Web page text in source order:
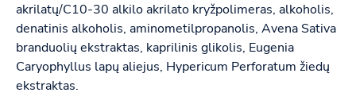
akrilatų/C10-30 alkilo akrilato kryžpolimeras, alkoholis,
denatinis alkoholis, aminometilpropanolis, Avena Sativa
branduolių ekstraktas, kaprilinis glikolis, Eugenia
Caryophyllus lapų aliejus, Hypericum Perforatum žiedų
ekstraktas.